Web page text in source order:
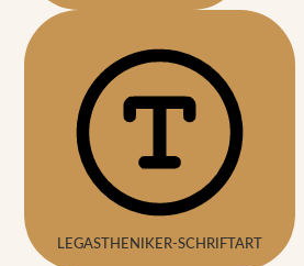
LEGASTHENIKER-SCHRIFTART